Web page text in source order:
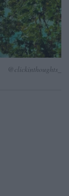
@clickinthoughts_